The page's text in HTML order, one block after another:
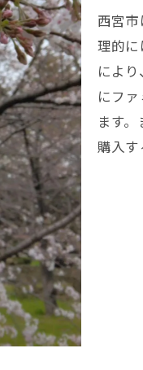
価格帯別の中古マン
市場のトレンドと将
買い時を見極めるポ
投資価値のあるエリ
市で理想の中古マ
物件の立地条件を確
建物の状態と管理状
周辺環境と利便性の
購入前の物件内見ポ
契約前に確認すべき
住宅ローン審査を通
産の視点から見る西
西宮
理的
によ
にフ
ます
購入す